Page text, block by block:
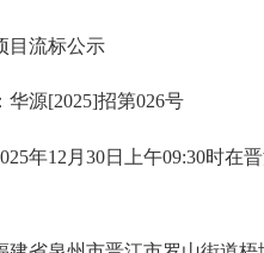
流标公示
源[2025]招第026号
年12月30日上午09:30时在